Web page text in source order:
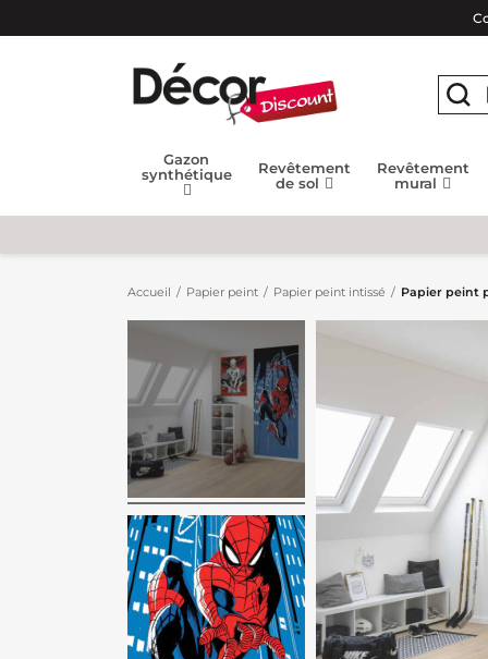
Gazon
synthétique
Revêtement
de sol
Revêtement
mural
Accueil Papier peint Papier peint intissé Papier peint